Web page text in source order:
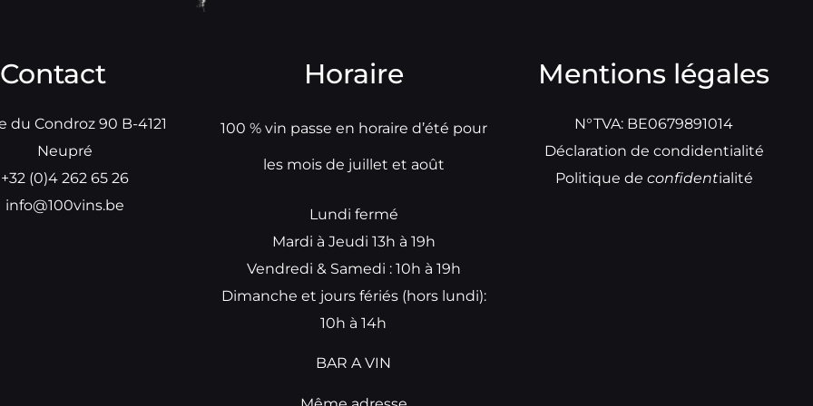
Contact
du Condroz 90 B-4121
Neupré
+32 (0)4 262 65 26
info@100vins.be
Horaire
100 % vin passe en horaire d’été pour
les mois de juillet et août
Lundi fermé
Mardi à Jeudi 13h à 19h
Vendredi & Samedi : 10h à 19h
Dimanche et jours fériés (hors lundi):
10h à 14h
BAR A VIN
Mentions légales
N°TVA: BE0679891014
Déclaration de condidentialité
Politique de confidentialité